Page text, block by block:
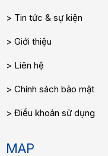
Tin tức & sự kiện
Giới thiệu
Liên hệ
Chính sách bảo mật
Điều khoản sử dụng
MAP